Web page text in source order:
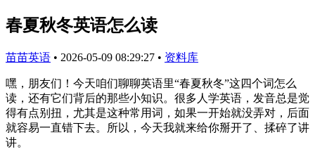
春夏秋冬英语怎么读
苗苗英语 • 2026-05-09 08:29:27 • 资料库
嘿，朋友们！今天咱们聊聊英语里“春夏秋冬”这四个词怎么
读，还有它们背后的那些小知识。很多人学英语，发音总是觉
得有点别扭，尤其是这种常用词，如果一开始就没弄对，后面
就容易一直错下去。所以，今天我就来给你掰开了、揉碎了讲
讲。